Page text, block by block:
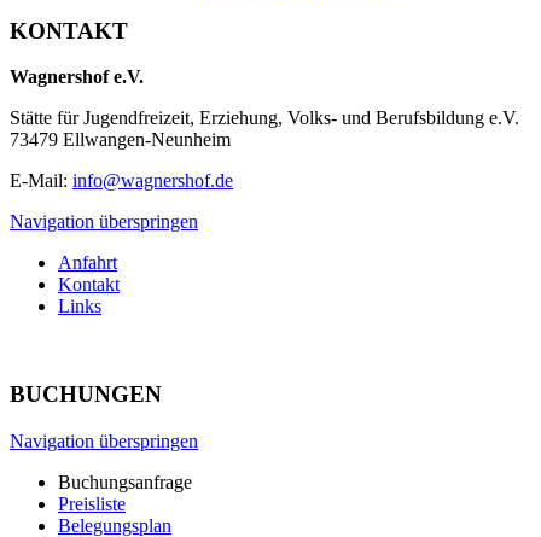
KONTAKT
Wagnershof e.V.
Stätte für Jugendfreizeit, Erziehung, Volks- und Berufsbildung e.V.
73479 Ellwangen-Neunheim
E-Mail: info@wagnershof.de
Navigation überspringen
Anfahrt
Kontakt
Links
BUCHUNGEN
Navigation überspringen
Buchungsanfrage
Preisliste
Belegungsplan